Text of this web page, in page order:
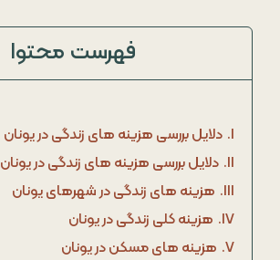
فهرست محتوا
I. دلایل بررسی هزینه‌ های زندگی در یونان
II. دلایل بررسی هزینه‌ های زندگی در یونان
III. هزینه‌ های زندگی در شهر‌های یونان
IV. هزینه کلی زندگی در یونان
V. هزینه‌ های مسکن در یونان